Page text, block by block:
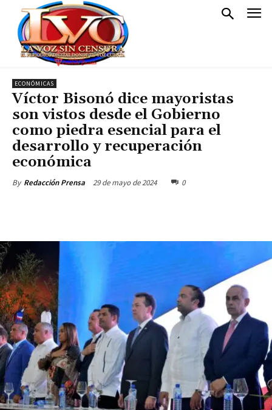
ECONÓMICAS
Víctor Bisonó dice mayoristas
son vistos desde el Gobierno
como piedra esencial para el
desarrollo y recuperación
económica
By Redacción Prensa 29 de mayo de 2024 0